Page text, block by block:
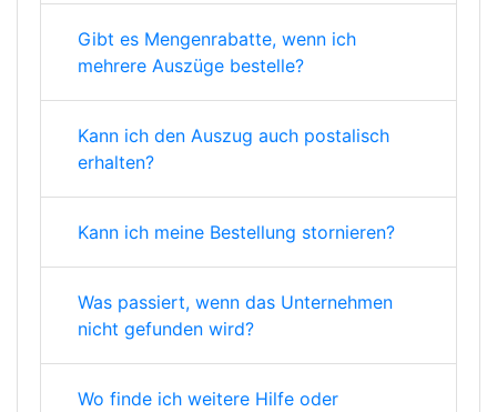
Gibt es Mengenrabatte, wenn ich
mehrere Auszüge bestelle?
Kann ich den Auszug auch postalisch
erhalten?
Kann ich meine Bestellung stornieren?
Was passiert, wenn das Unternehmen
nicht gefunden wird?
Wo finde ich weitere Hilfe oder